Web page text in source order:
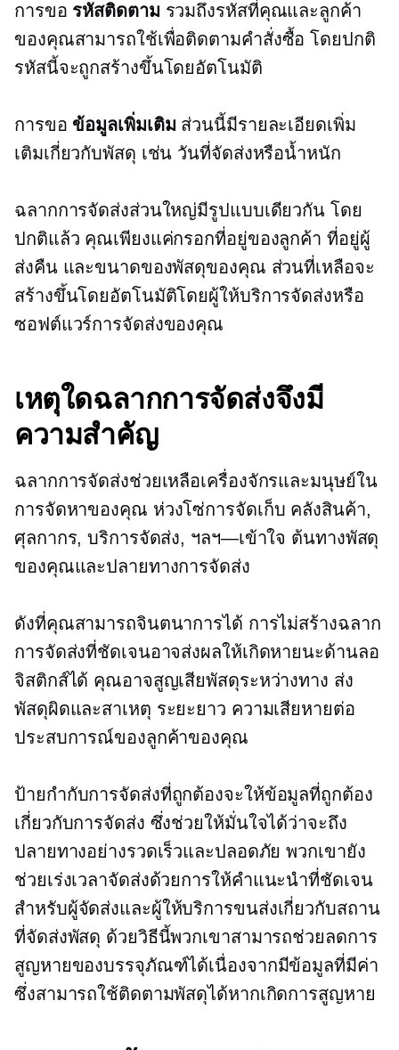
การขอ รหัสติดตาม รวมถึงรหัสที่คุณและลูกค้า
ของคุณสามารถใช้เพื่อติดตามคำสั่งซื้อ โดยปกติ
รหัสนี้จะถูกสร้างขึ้นโดยอัตโนมัติ
การขอ ข้อมูลเพิ่มเติม ส่วนนี้มีรายละเอียดเพิ่ม
เติมเกี่ยวกับพัสดุ เช่น วันที่จัดส่งหรือน้ำหนัก
ฉลากการจัดส่งส่วนใหญ่มีรูปแบบเดียวกัน โดย
ปกติแล้ว คุณเพียงแค่กรอกที่อยู่ของลูกค้า ที่อยู่ผู้
ส่งคืน และขนาดของพัสดุของคุณ ส่วนที่เหลือจะ
สร้างขึ้นโดยอัตโนมัติโดยผู้ให้บริการจัดส่งหรือ
ซอฟต์แวร์การจัดส่งของคุณ
เหตุใดฉลากการจัดส่งจึงมี
ความสำคัญ
ฉลากการจัดส่งช่วยเหลือเครื่องจักรและมนุษย์ใน
การจัดหาของคุณ ห่วงโซ่การจัดเก็บ คลังสินค้า,
ศุลกากร, บริการจัดส่ง, ฯลฯ—เข้าใจ ต้นทางพัสดุ
ของคุณและปลายทางการจัดส่ง
ดังที่คุณสามารถจินตนาการได้ การไม่สร้างฉลาก
การจัดส่งที่ชัดเจนอาจส่งผลให้เกิดหายนะด้านลอ
จิสติกส์ได้ คุณอาจสูญเสียพัสดุระหว่างทาง ส่ง
พัสดุผิดและสาเหตุ ระยะยาว ความเสียหายต่อ
ประสบการณ์ของลูกค้าของคุณ
ป้ายกำกับการจัดส่งที่ถูกต้องจะให้ข้อมูลที่ถูกต้อง
เกี่ยวกับการจัดส่ง ซึ่งช่วยให้มั่นใจได้ว่าจะถึง
ปลายทางอย่างรวดเร็วและปลอดภัย พวกเขายัง
ช่วยเร่งเวลาจัดส่งด้วยการให้คำแนะนำที่ชัดเจน
สำหรับผู้จัดส่งและผู้ให้บริการขนส่งเกี่ยวกับสถาน
ที่จัดส่งพัสดุ ด้วยวิธีนี้พวกเขาสามารถช่วยลดการ
สูญหายของบรรจุภัณฑ์ได้เนื่องจากมีข้อมูลที่มีค่า
ซึ่งสามารถใช้ติดตามพัสดุได้หากเกิดการสูญหาย